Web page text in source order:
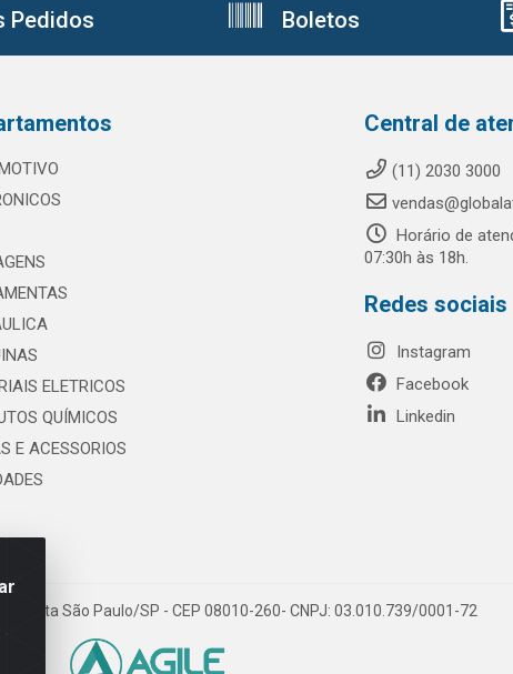
Pedidos Boletos
ELETRICOS
QUÍMICOS
E ACESSORIOS
Central de
(11) 2030 3000
Horário de
07:30h às 18h.
Redes sociais
Instagram
Facebook
Linkedin
São Paulo/SP - CEP 08010-260- CNPJ: 03.010.739/0001-72